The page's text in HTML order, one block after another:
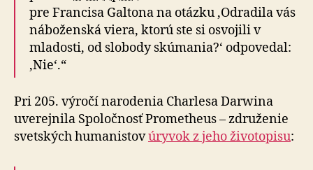
pre Francisa Galtona na otázku ‚Odradila vás
náboženská viera, ktorú ste si osvojili v
mladosti, od slobody skúmania?‘ odpovedal:
‚Nie‘.“
Pri 205. výročí narodenia Charlesa Darwina
uverejnila Spoločnosť Prometheus – združenie
svetských humanistovúryvok z jeho životopisu: